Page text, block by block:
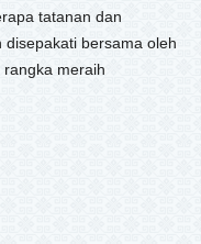
tatanan dan
bersama oleh
meraih